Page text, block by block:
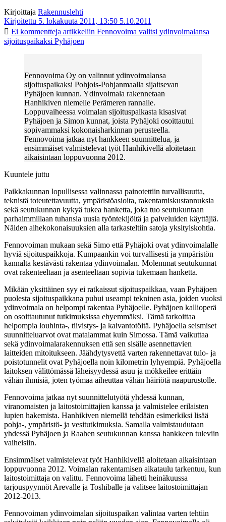
Kirjoittaja Rakennuslehti
Kirjoitettu 5. lokakuuta 2011, 13:50 5.10.2011
Ei kommentteja artikkeliin Fennovoima valitsi ydinvoimalansa
sijoituspaikaksi Pyhäjoen
Fennovoima Oy on valinnut ydinvoimalansa
sijoituspaikaksi Pohjois-Pohjanmaalla sijaitsevan
Pyhäjoen kunnan. Ydinvoimala rakennetaan
Hanhikiven niemelle Perämeren rannalle.
Loppuvaiheessa voimalan sijoituspaikasta kisasivat
Pyhäjoen ja Simon kunnat, joista Pyhäjoki osoittautui
sopivammaksi kokonaisharkinnan perusteella.
Fennovoima jatkaa nyt hankkeen suunnittelua, ja
ensimmäiset valmistelevat työt Hanhikivellä aloitetaan
aikaisintaan loppuvuonna 2012.
Kuuntele juttu
Paikkakunnan lopullisessa valinnassa painotettiin turvallisuutta,
teknistä toteutettavuutta, ympäristöasioita, rakentamiskustannuksia
sekä seutukunnan kykyä tukea hanketta, joka tuo seutukuntaan
parhaimmillaan tuhansia uusia työntekijöitä ja palveluiden käyttäjiä.
Näiden aihekokonaisuuksien alla tarkasteltiin satoja yksityiskohtia.
Fennovoiman mukaan sekä Simo että Pyhäjoki ovat ydinvoimalalle
hyviä sijoituspaikkoja. Kumpaankin voi turvallisesti ja ympäristön
kannalta kestävästi rakentaa ydinvoimalan. Molemmat seutukunnat
ovat rakenteeltaan ja asenteeltaan sopivia tukemaan hanketta.
Mikään yksittäinen syy ei ratkaissut sijoituspaikkaa, vaan Pyhäjoen
puolesta sijoituspaikkana puhui useampi tekninen asia, joiden vuoksi
ydinvoimala on helpompi rakentaa Pyhäjoelle. Pyhäjoen kallioperä
on osoittautunut tutkimuksissa ehyemmäksi. Tämä tarkoittaa
helpompia louhinta-, tiivistys- ja kaivantotöitä. Pyhäjoella seismiset
suunnitteluarvot ovat matalammat kuin Simossa. Tämä vaikuttaa
sekä ydinvoimalarakennuksen että sen sisälle asennettavien
laitteiden mitoitukseen. Jäähdytysvettä varten rakennettavat tulo- ja
poistotunnelit ovat Pyhäjoella noin kilometrin lyhyempiä. Pyhäjoella
laitoksen välittömässä läheisyydessä asuu ja mökkeilee erittäin
vähän ihmisiä, joten työmaa aiheuttaa vähän häiriötä naapurustolle.
Fennovoima jatkaa nyt suunnittelutyötä yhdessä kunnan,
viranomaisten ja laitostoimittajien kanssa ja valmistelee erilaisten
lupien hakemista. Hanhikiven niemellä tehdään esimerkiksi lisää
pohja-, ympäristö- ja vesitutkimuksia. Samalla valmistaudutaan
yhdessä Pyhäjoen ja Raahen seutukunnan kanssa hankkeen tuleviin
vaiheisiin.
Ensimmäiset valmistelevat työt Hanhikivellä aloitetaan aikaisintaan
loppuvuonna 2012. Voimalan rakentamisen aikataulu tarkentuu, kun
laitostoimittaja on valittu. Fennovoima lähetti heinäkuussa
tarjouspyynnöt Arevalle ja Toshiballe ja valitsee laitostoimittajan
2012-2013.
Fennovoiman ydinvoimalan sijoituspaikan valintaa varten tehtiin